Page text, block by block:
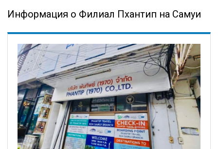
Информация о Филиал Пхантип на Самуи